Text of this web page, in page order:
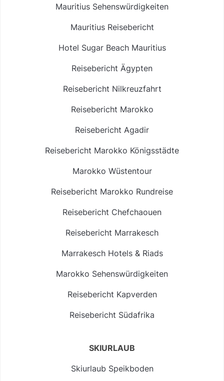
Mauritius Sehenswürdigkeiten
Mauritius Reisebericht
Hotel Sugar Beach Mauritius
Reisebericht Ägypten
Reisebericht Nilkreuzfahrt
Reisebericht Marokko
Reisebericht Agadir
Reisebericht Marokko Königsstädte
Marokko Wüstentour
Reisebericht Marokko Rundreise
Reisebericht Chefchaouen
Reisebericht Marrakesch
Marrakesch Hotels & Riads
Marokko Sehenswürdigkeiten
Reisebericht Kapverden
Reisebericht Südafrika
SKIURLAUB
Skiurlaub Speikboden